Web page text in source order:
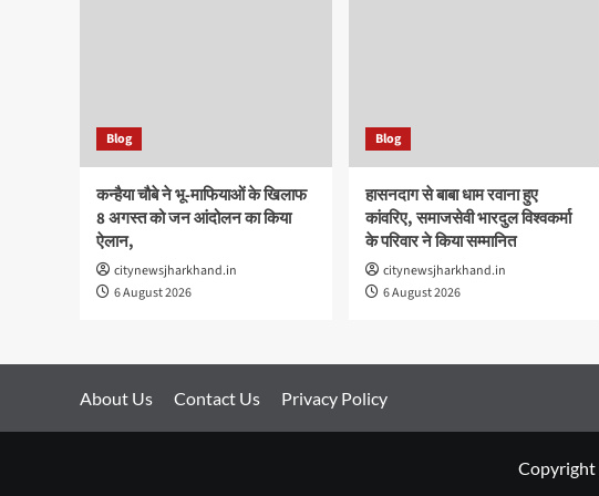
Blog
कन्हैया चौबे ने भू-माफियाओं के खिलाफ
8 अगस्त को जन आंदोलन का किया
ऐलान,
citynewsjharkhand.in
6 August 2026
Blog
हासनदाग से बाबा धाम रवाना हुए
कांवरिए, समाजसेवी भारदुल विश्वकर्मा
के परिवार ने किया सम्मानित
citynewsjharkhand.in
6 August 2026
About Us Contact Us Privacy Policy
Copyright